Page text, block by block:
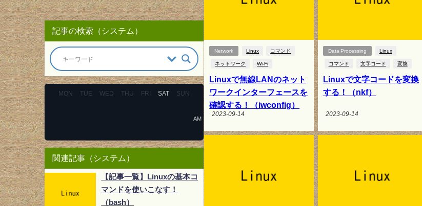
Network Linux コマンド
ネットワーク Wi-Fi
Linuxで無線LANのネット
ワークインターフェースを
確認する！（iwconfig）
2023-09-14
Data Processing Linux
コマンド 文字コード 変換
Linuxで文字コードを変換
する！（nkf）
2023-09-14
記事の検索（システム）
MON TUE WED THU FRI SAT SUN
AM
関連記事（システム）
【記事一覧】Linuxの基本コ
マンドを使いこなす！
（bash）